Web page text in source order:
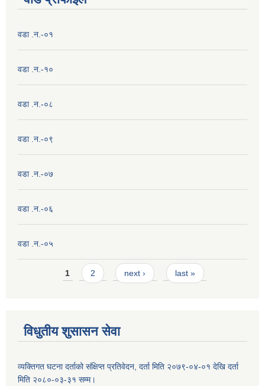
वडा .न.-०१
वडा .न.-१०
वडा .न.-०८
वडा .न.-०९
वडा .न.-०७
वडा .न.-०६
वडा .न.-०५
Pages1 2 next › last »
विधुतीय शुसासन सेवा
व्यक्तिगत घटना दर्ताको संक्षिप्त प्रतिवेदन, दर्ता मिति २०७९-०४-०१ देखि दर्ता
मिति २०८०-०३-३१ सम्म।